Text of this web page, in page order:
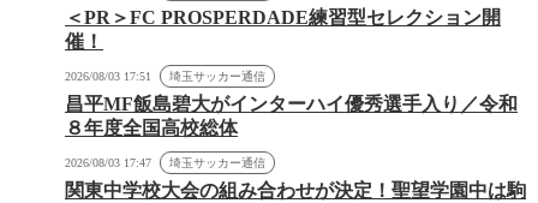
＜PR＞FC PROSPERDADE練習型セレクション開
催！
2026/08/03 17:51 埼玉サッカー通信
昌平MF飯島碧大がインターハイ優秀選手入り／令和
８年度全国高校総体
2026/08/03 17:47 埼玉サッカー通信
関東中学校大会の組み合わせが決定！聖望学園中は駒